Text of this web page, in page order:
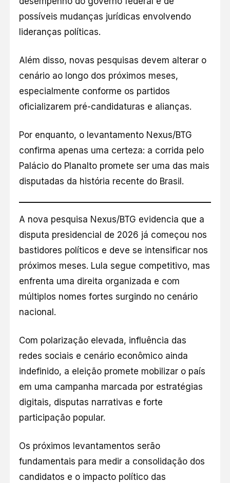
possíveis mudanças jurídicas envolvendo
lideranças políticas.
Além disso, novas pesquisas devem alterar o
cenário ao longo dos próximos meses,
especialmente conforme os partidos
oficializarem pré-candidaturas e alianças.
Por enquanto, o levantamento Nexus/BTG
confirma apenas uma certeza: a corrida pelo
Palácio do Planalto promete ser uma das mais
disputadas da história recente do Brasil.
A nova pesquisa Nexus/BTG evidencia que a
disputa presidencial de 2026 já começou nos
bastidores políticos e deve se intensificar nos
próximos meses. Lula segue competitivo, mas
enfrenta uma direita organizada e com
múltiplos nomes fortes surgindo no cenário
nacional.
Com polarização elevada, influência das
redes sociais e cenário econômico ainda
indefinido, a eleição promete mobilizar o país
em uma campanha marcada por estratégias
digitais, disputas narrativas e forte
participação popular.
Os próximos levantamentos serão
fundamentais para medir a consolidação dos
candidatos e o impacto político das